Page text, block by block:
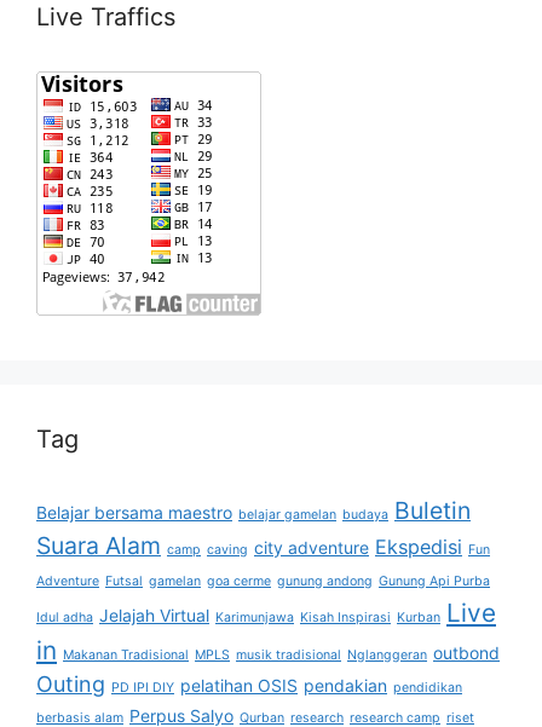
Live Traffics
Tag
Belajar bersama maestro belajar gamelan budaya Buletin
Suara Alam camp caving city adventure Ekspedisi Fun
Adventure Futsal gamelan goa cerme gunung andong Gunung Api Purba
Idul adha Jelajah Virtual Karimunjawa Kisah Inspirasi Kurban Live
in Makanan Tradisional MPLS musik tradisional Nglanggeran outbond
Outing PD IPI DIY pelatihan OSIS pendakian pendidikan
berbasis alam Perpus Salyo Qurban research research camp riset